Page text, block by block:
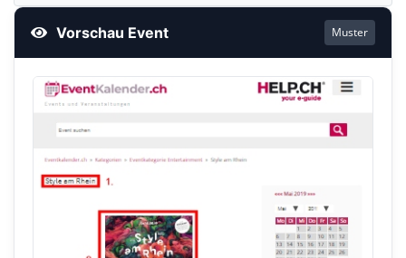
Vorschau Event Muster